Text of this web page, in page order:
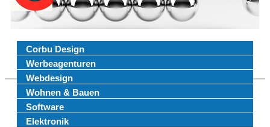
Corbu Design
Werbeagenturen
Webdesign
Wohnen & Bauen
Software
Elektronik